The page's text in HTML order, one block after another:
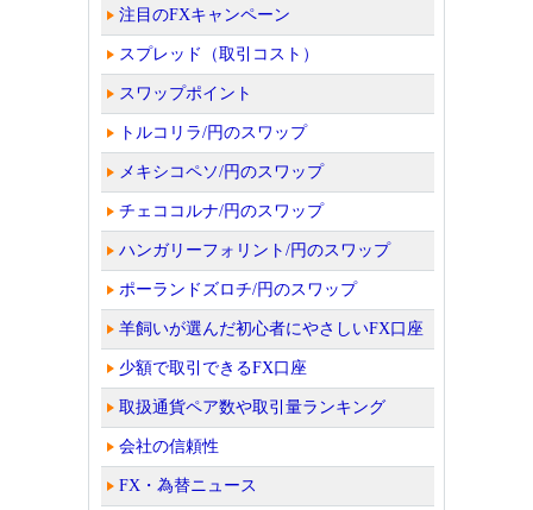
注目のFXキャンペーン
スプレッド（取引コスト）
スワップポイント
トルコリラ/円のスワップ
メキシコペソ/円のスワップ
チェココルナ/円のスワップ
ハンガリーフォリント/円のスワップ
ポーランドズロチ/円のスワップ
羊飼いが選んだ初心者にやさしいFX口座
少額で取引できるFX口座
取扱通貨ペア数や取引量ランキング
会社の信頼性
FX・為替ニュース